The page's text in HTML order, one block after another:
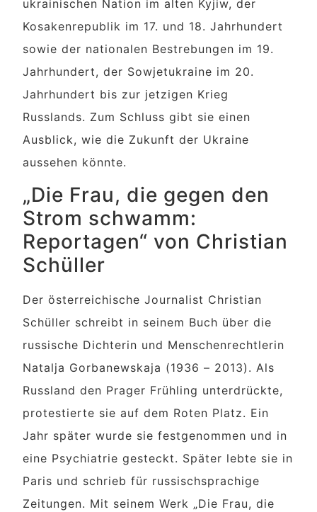
ukrainischen Nation im alten Kyjiw, der
Kosakenrepublik im 17. und 18. Jahrhundert
sowie der nationalen Bestrebungen im 19.
Jahrhundert, der Sowjetukraine im 20.
Jahrhundert bis zur jetzigen Krieg
Russlands. Zum Schluss gibt sie einen
Ausblick, wie die Zukunft der Ukraine
aussehen könnte.
„Die Frau, die gegen den
Strom schwamm:
Reportagen“ von Christian
Schüller
Der österreichische Journalist Christian
Schüller schreibt in seinem Buch über die
russische Dichterin und Menschenrechtlerin
Natalja Gorbanewskaja (1936 – 2013). Als
Russland den Prager Frühling unterdrückte,
protestierte sie auf dem Roten Platz. Ein
Jahr später wurde sie festgenommen und in
eine Psychiatrie gesteckt. Später lebte sie in
Paris und schrieb für russischsprachige
Zeitungen. Mit seinem Werk „Die Frau, die